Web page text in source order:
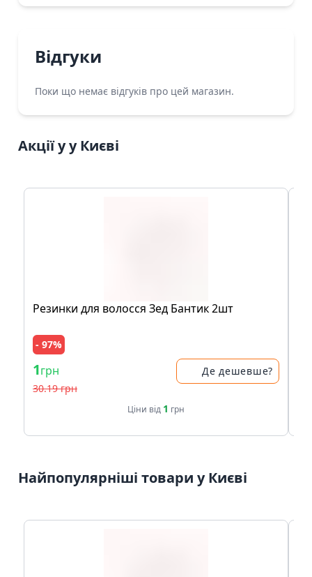
Відгуки
Поки що немає відгуків про цей магазин.
Акції у у Києві
Резинки для волосся Зед Бантик 2шт
- 97%
1грн
30.19 грн
Де дешевше?
Ціни від 1 грн
Найпопулярніші товари у Києві